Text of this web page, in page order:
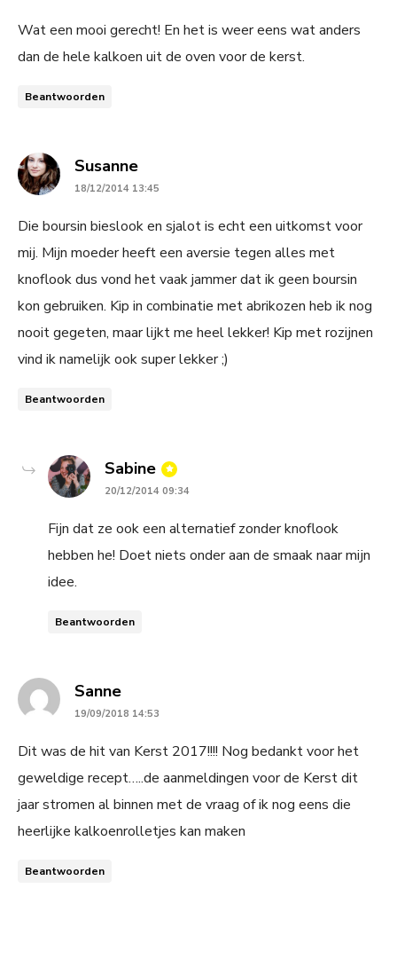
Wat een mooi gerecht! En het is weer eens wat anders
dan de hele kalkoen uit de oven voor de kerst.
Beantwoorden
Susannesays:
18/12/2014 13:45
Die boursin bieslook en sjalot is echt een uitkomst voor
mij. Mijn moeder heeft een aversie tegen alles met
knoflook dus vond het vaak jammer dat ik geen boursin
kon gebruiken. Kip in combinatie met abrikozen heb ik nog
nooit gegeten, maar lijkt me heel lekker! Kip met rozijnen
vind ik namelijk ook super lekker ;)
Beantwoorden
Sabine says:
20/12/2014 09:34
Fijn dat ze ook een alternatief zonder knoflook
hebben he! Doet niets onder aan de smaak naar mijn
idee.
Beantwoorden
Sannesays:
19/09/2018 14:53
Dit was de hit van Kerst 2017!!!! Nog bedankt voor het
geweldige recept…..de aanmeldingen voor de Kerst dit
jaar stromen al binnen met de vraag of ik nog eens die
heerlijke kalkoenrolletjes kan maken
Beantwoorden